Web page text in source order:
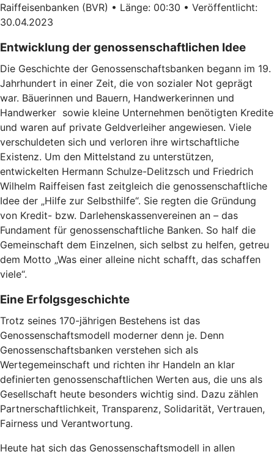
Raiffeisenbanken (BVR) • Länge: 00:30 • Veröffentlicht:
30.04.2023
Entwicklung der genossenschaftlichen Idee
Die Geschichte der Genossenschaftsbanken begann im 19.
Jahrhundert in einer Zeit, die von sozialer Not geprägt
war. Bäuerinnen und Bauern, Handwerkerinnen und
Handwerker sowie kleine Unternehmen benötigten Kredite
und waren auf private Geldverleiher angewiesen. Viele
verschuldeten sich und verloren ihre wirtschaftliche
Existenz. Um den Mittelstand zu unterstützen,
entwickelten Hermann Schulze-Delitzsch und Friedrich
Wilhelm Raiffeisen fast zeitgleich die genossenschaftliche
Idee der „Hilfe zur Selbsthilfe“. Sie regten die Gründung
von Kredit- bzw. Darlehenskassenvereinen an – das
Fundament für genossenschaftliche Banken. So half die
Gemeinschaft dem Einzelnen, sich selbst zu helfen, getreu
dem Motto „Was einer alleine nicht schafft, das schaffen
viele“.
Eine Erfolgsgeschichte
Trotz seines 170-jährigen Bestehens ist das
Genossenschaftsmodell moderner denn je. Denn
Genossenschaftsbanken verstehen sich als
Wertegemeinschaft und richten ihr Handeln an klar
definierten genossenschaftlichen Werten aus, die uns als
Gesellschaft heute besonders wichtig sind. Dazu zählen
Partnerschaftlichkeit, Transparenz, Solidarität, Vertrauen,
Fairness und Verantwortung.
Heute hat sich das Genossenschaftsmodell in allen